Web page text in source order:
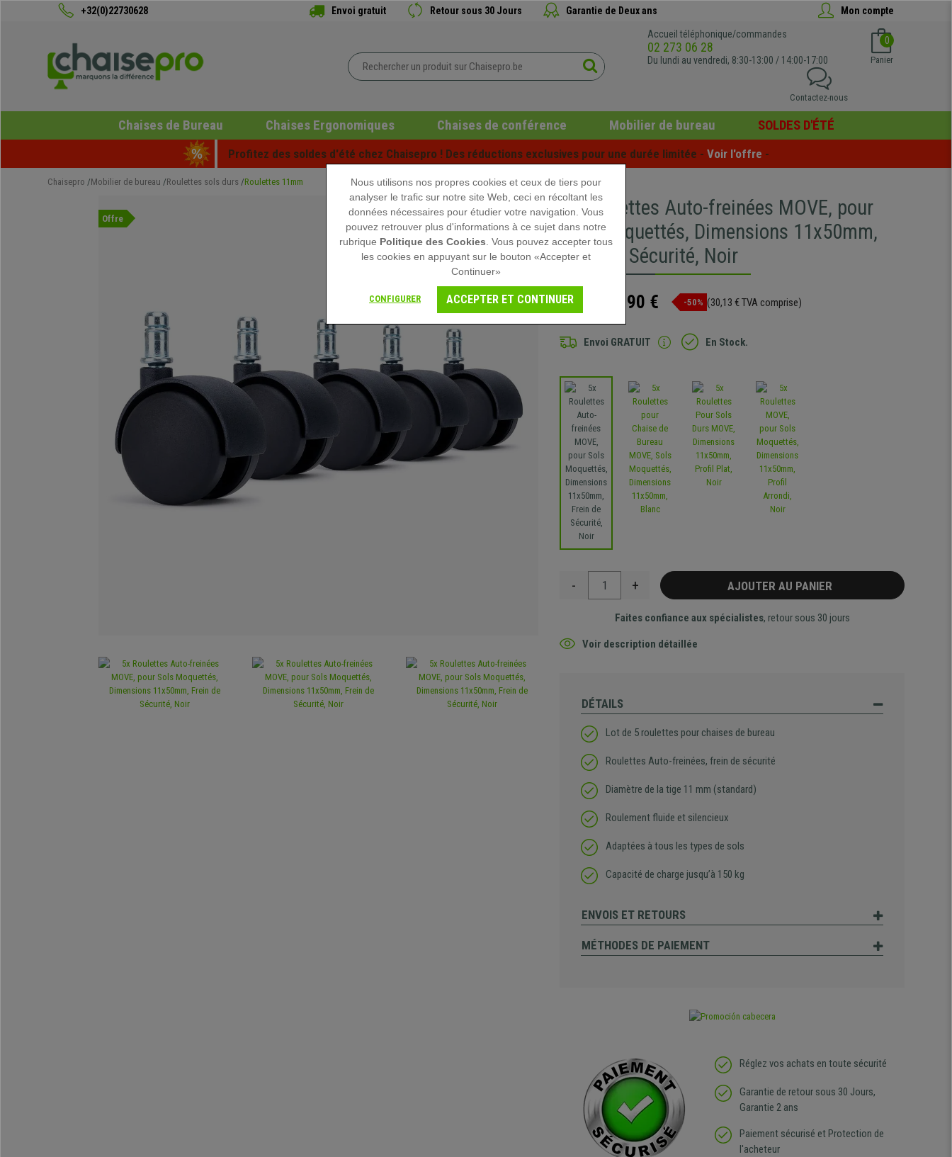
+32(0)22730628 Envoi gratuit Retour sous 30 Jours Garantie de Deux ans Mon compte
Accueil téléphonique/commandes
02 273 06 28
Du lundi au vendredi, 8:30-13:00 / 14:00-17:00
0
Panier
Contactez-nous
Chaises de Bureau Chaises Ergonomiques Chaises de conférence Mobilier de bureau SOLDES D'ÉTÉ
Profitez des soldes d'été chez Chaisepro ! Des réductions exclusives pour une durée limitée - Voir l'offre -
Chaisepro Mobilier de bureau Roulettes sols durs Roulettes 11mm
Offre
5x Roulettes Auto-freinées MOVE, pour
Sols Moquettés, Dimensions 11x50mm,
Frein de Sécurité, Noir
49,90 € 24,90 € -50% (30,13 € TVA comprise)
Envoi GRATUIT En Stock.
- + AJOUTER AU PANIER
Faites confiance aux spécialistes, retour sous 30 jours
Voir description détaillée
DÉTAILS
Lot de 5 roulettes pour chaises de bureau
Roulettes Auto-freinées, frein de sécurité
Diamètre de la tige 11 mm (standard)
Roulement fluide et silencieux
Adaptées à tous les types de sols
Capacité de charge jusqu’à 150 kg
ENVOIS ET RETOURS
MÉTHODES DE PAIEMENT
Réglez vos achats en toute sécurité
Garantie de retour sous 30 Jours,
Garantie 2 ans
Paiement sécurisé et Protection de
l'acheteur
Nous utilisons nos propres cookies et ceux de tiers pour
analyser le trafic sur notre site Web, ceci en récoltant les
données nécessaires pour étudier votre navigation. Vous
pouvez retrouver plus d'informations à ce sujet dans notre
rubrique Politique des Cookies . Vous pouvez accepter tous
les cookies en appuyant sur le bouton «Accepter et
Continuer»
CONFIGURER ACCEPTER ET CONTINUER